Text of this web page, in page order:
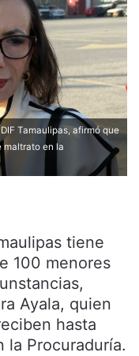
Tamaulipas, afirmó que
maltrato en la
tiene
100 menores
Ayala, quien
hasta
la Procuraduría.